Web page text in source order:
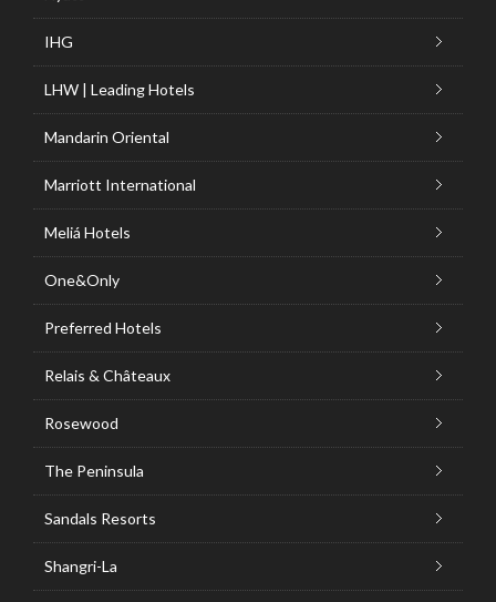
IHG
LHW | Leading Hotels
Mandarin Oriental
Marriott International
Meliá Hotels
One&Only
Preferred Hotels
Relais & Châteaux
Rosewood
The Peninsula
Sandals Resorts
Shangri-La